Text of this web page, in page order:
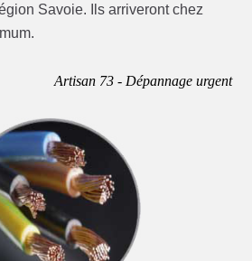
Savoie. Ils arriveront chez
Artisan 73 - Dépannage urgent